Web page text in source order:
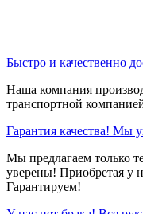
Быстро и качественно
Наша компания
транспортной
Гарантия качества! Мы
Мы предлагаем только
уверены! Приобретая у
Гарантируем!